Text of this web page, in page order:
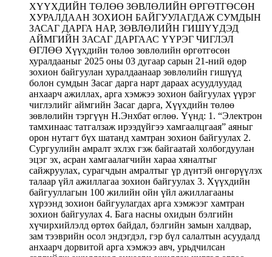
ХҮҮХДИЙН ТӨЛӨӨ ЗӨВЛӨЛИЙН ӨРГӨТГӨСӨН
ХУРАЛДААН ЗОХИОН БАЙГУУЛАГДАЖ СУМДЫН
ЗАСАГ ДАРГА НАР, ЗӨВЛӨЛИЙН ГИШҮҮДЭД
АЙМГИЙН ЗАСАГ ДАРГААС ҮҮРЭГ ЧИГЛЭЛ
ӨГЛӨӨ Хүүхдийн төлөө зөвлөлийн өргөтгөсөн
хуралдааныг 2025 оны 03 дугаар сарын 21-ний өдөр
зохион байгуулан хуралдаанаар зөвлөлийн гишүүд
болон сумдын Засаг дарга нарт дараах асуудлуудад
анхаарч ажиллах, арга хэмжээ зохион байгуулах үүрэг
чиглэлийг аймгийн Засаг дарга, Хүүхдийн төлөө
зөвлөлийн тэргүүн Н.Энхбат өглөө. Үүнд: 1. “Электрон
тамхинаас татгалзаж ирээдүйгээ хамгаалцгаая” аяныг
орон нутагт бүх шатанд хамтран зохион байгуулах 2.
Сургуулийн амралт эхлэх гэж байгаатай холбогдуулан
эцэг эх, асран хамгаалагчийн хараа хяналтыг
сайжруулах, сурагчдын амралтыг үр дүнтэй өнгөрүүлэх
талаар үйл ажиллагаа зохион байгуулах 3. Хүүхдийн
байгууллагын 100 жилийн ойн үйл ажиллагааны
хүрээнд зохион байгуулагдах арга хэмжээг хамтран
зохион байгуулах 4. Бага насны охидын бэлгийн
хүчирхийлэлд өртөх байдал, бэлгийн замын халдвар,
зам тээврийн осол эндэгдэл, гэр бүл салалтын асуудалд
анхаарч дорвитой арга хэмжээ авч, урьдчилсан